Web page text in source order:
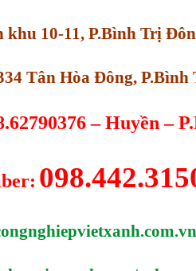
khu 10-11, P.Bình Trị
Tân Hòa Đông,
– Huyền –